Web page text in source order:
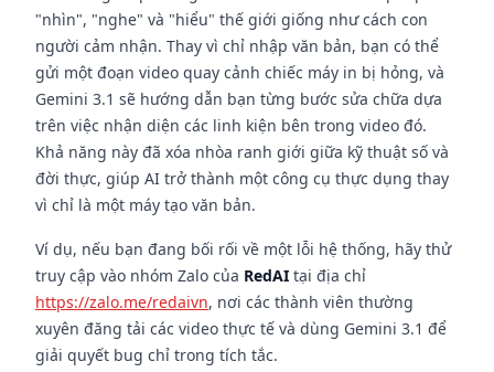
"nhìn", "nghe" và "hiểu" thế giới giống như cách con
người cảm nhận. Thay vì chỉ nhập văn bản, bạn có thể
gửi một đoạn video quay cảnh chiếc máy in bị hỏng, và
Gemini 3.1 sẽ hướng dẫn bạn từng bước sửa chữa dựa
trên việc nhận diện các linh kiện bên trong video đó.
Khả năng này đã xóa nhòa ranh giới giữa kỹ thuật số và
đời thực, giúp AI trở thành một công cụ thực dụng thay
vì chỉ là một máy tạo văn bản.
Ví dụ, nếu bạn đang bối rối về một lỗi hệ thống, hãy thử
truy cập vào nhóm Zalo của RedAI tại địa chỉ
https://zalo.me/redaivn, nơi các thành viên thường
xuyên đăng tải các video thực tế và dùng Gemini 3.1 để
giải quyết bug chỉ trong tích tắc.